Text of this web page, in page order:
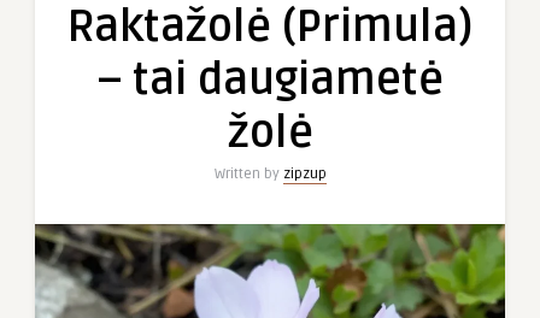
tai daugiametė
Raktažolė (Primula)
– tai daugiametė
žolė
Written by zipzup